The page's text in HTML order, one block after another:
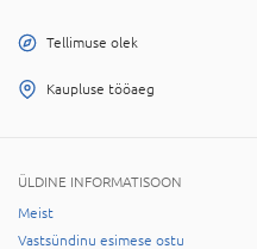
Tellimuse olek
Kaupluse tööaeg
ÜLDINE INFORMATISOON
Meist
Vastsündinu esimese ostu